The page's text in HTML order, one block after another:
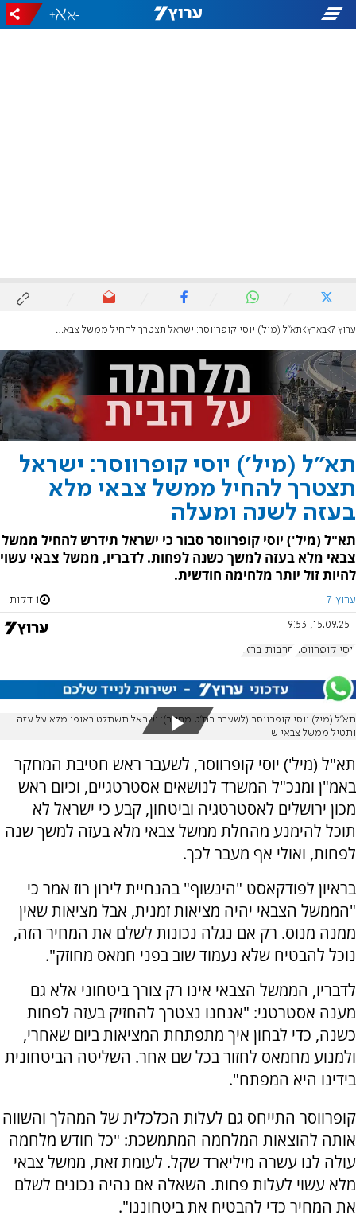
-
+
ערוץ 7 בארץ תא"ל (מיל') יוסי קופרווסר: ישראל תצטרך להחיל ממשל צבאי מלא בעזה לשנה ומעלה
תא"ל (מיל') יוסי קופרווסר: ישראל
תצטרך להחיל ממשל צבאי מלא
בעזה לשנה ומעלה
תא"ל (מיל') יוסי קופרווסר סבור כי ישראל תידרש להחיל ממשל
צבאי מלא בעזה למשך כשנה לפחות. לדבריו, ממשל צבאי עשוי
להיות זול יותר מלחימה חודשית.
ערוץ 7 1 דקות
15.09.25, 9:53
יוסי קופרווסר חרבות ברזל
תא״ל (מיל) יוסי קופרווסר (לשעבר רח״ט מחקר): ישראל תשתלט באופן מלא על עזה
ותטיל ממשל צבאי ש
תא"ל (מיל') יוסי קופרווסר, לשעבר ראש חטיבת המחקר
באמ"ן ומנכ"ל המשרד לנושאים אסטרטגיים, וכיום ראש
מכון ירושלים לאסטרטגיה וביטחון, קבע כי ישראל לא
תוכל להימנע מהחלת ממשל צבאי מלא בעזה למשך שנה
לפחות, ואולי אף מעבר לכך.
בראיון לפודקאסט "הינשוף" בהנחיית לירון רוז אמר כי
"הממשל הצבאי יהיה מציאות זמנית, אבל מציאות שאין
ממנה מנוס. רק אם נגלה נכונות לשלם את המחיר הזה,
נוכל להבטיח שלא נעמוד שוב בפני חמאס מחוזק".
לדבריו, הממשל הצבאי אינו רק צורך ביטחוני אלא גם
מענה אסטרטגי: "אנחנו נצטרך להחזיק בעזה לפחות
כשנה, כדי לבחון איך מתפתחת המציאות ביום שאחרי,
ולמנוע מחמאס לחזור בכל שם אחר. השליטה הביטחונית
בידינו היא המפתח".
קופרווסר התייחס גם לעלות הכלכלית של המהלך והשווה
אותה להוצאות המלחמה המתמשכת: "כל חודש מלחמה
עולה לנו עשרה מיליארד שקל. לעומת זאת, ממשל צבאי
מלא עשוי לעלות פחות. השאלה אם נהיה נכונים לשלם
את המחיר כדי להבטיח את ביטחוננו".